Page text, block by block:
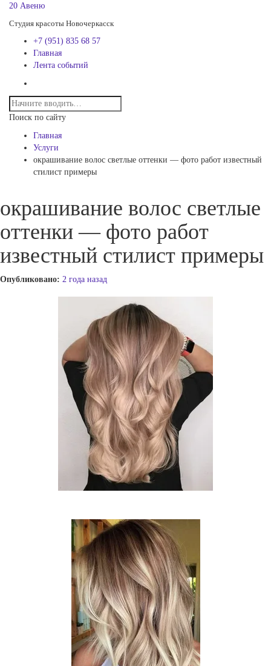
20 Авеню
Студия красоты Новочеркасск
+7 (951) 835 68 57
Главная
Лента событий
Поиск по сайту
Главная
Услуги
окрашивание волос светлые оттенки — фото работ известный
стилист примеры
окрашивание волос светлые
оттенки — фото работ
известный стилист примеры
Опубликовано: 2 года назад